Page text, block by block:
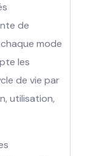
de
mode
les
de vie par
utilisation,